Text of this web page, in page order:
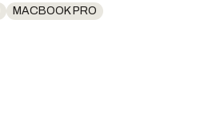
MACBOOK PRO